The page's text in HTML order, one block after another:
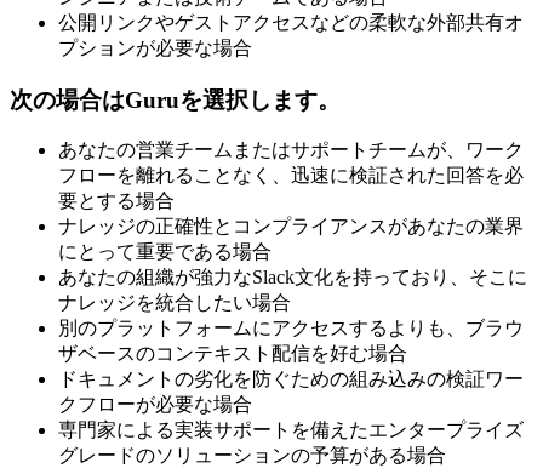
公開リンクやゲストアクセスなどの柔軟な外部共有オ
プションが必要な場合
次の場合はGuruを選択します。
あなたの営業チームまたはサポートチームが、ワーク
フローを離れることなく、迅速に検証された回答を必
要とする場合
ナレッジの正確性とコンプライアンスがあなたの業界
にとって重要である場合
あなたの組織が強力なSlack文化を持っており、そこに
ナレッジを統合したい場合
別のプラットフォームにアクセスするよりも、ブラウ
ザベースのコンテキスト配信を好む場合
ドキュメントの劣化を防ぐための組み込みの検証ワー
クフローが必要な場合
専門家による実装サポートを備えたエンタープライズ
グレードのソリューションの予算がある場合